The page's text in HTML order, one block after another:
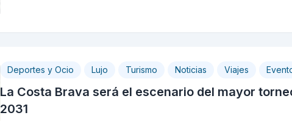
Deportes y Ocio Lujo Turismo Noticias Viajes
La Costa Brava será el escenario del mayor
2031